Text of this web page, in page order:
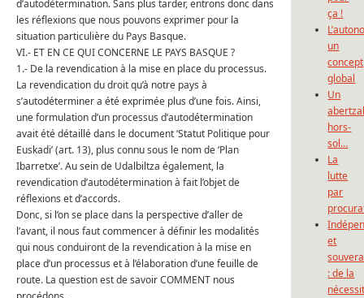
d’autodétermination. Sans plus tarder, entrons donc dans
les réflexions que nous pouvons exprimer pour la
situation particulière du Pays Basque.
VI.- ET EN CE QUI CONCERNE LE PAYS BASQUE ?
1.- De la revendication à la mise en place du processus.
La revendication du droit qu’à notre pays à
s’autodéterminer a été exprimée plus d’une fois. Ainsi,
une formulation d’un processus d’autodétermination
avait été détaillé dans le document ‘Statut Politique pour
Euskadi’ (art. 13), plus connu sous le nom de ‘Plan
Ibarretxe’. Au sein de Udalbiltza également, la
revendication d’autodétermination à fait l’objet de
réflexions et d’accords.
Donc, si l’on se place dans la perspective d’aller de
l’avant, il nous faut commencer à définir les modalités
qui nous conduiront de la revendication à la mise en
place d’un processus et à l’élaboration d’une feuille de
route. La question est de savoir COMMENT nous
ça !
un
concept
global
Un
hors-
sol…
La
lutte
par
et
: de la